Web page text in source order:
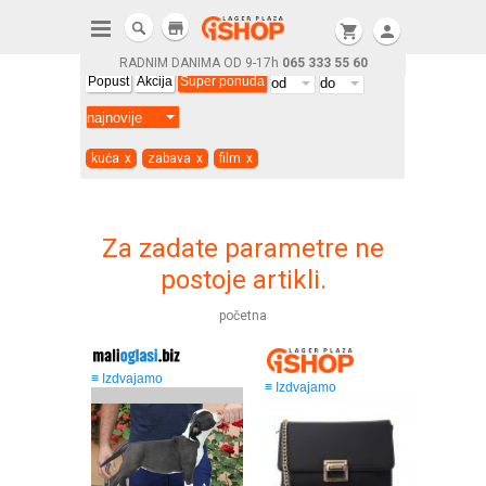
RADNIM DANIMA OD 9-17h 065 333 55 60
shopping_cart person
store
Popust Akcija Super ponuda
kuća x zabava x film x
Za zadate parametre ne
postoje artikli.
početna